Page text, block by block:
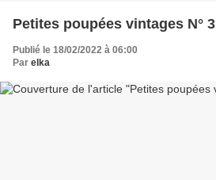
Petites poupées vintages N° 3
Publié le 18/02/2022 à 06:00
Par elka